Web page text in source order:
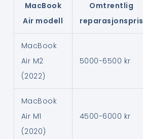
MacBook
Air modell
Omtrentlig
reparasjonspris
MacBook
Air M2
(2022)
5000-6500 kr
MacBook
Air M1
(2020)
4500-6000 kr